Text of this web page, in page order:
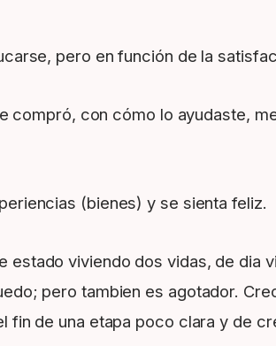
pero en función de la
compró, con cómo lo ayudaste,
(bienes) y se sienta feliz.
viviendo dos vidas, de dia
pero tambien es agotador.
fin de una etapa poco clara y de